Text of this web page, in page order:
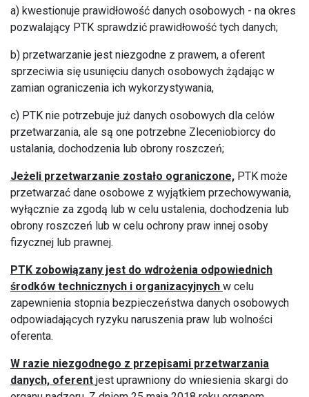
a) kwestionuje prawidłowość danych osobowych - na okres
pozwalający PTK sprawdzić prawidłowość tych danych;
b) przetwarzanie jest niezgodne z prawem, a oferent
sprzeciwia się usunięciu danych osobowych żądając w
zamian ograniczenia ich wykorzystywania,
c) PTK nie potrzebuje już danych osobowych dla celów
przetwarzania, ale są one potrzebne Zleceniobiorcy do
ustalania, dochodzenia lub obrony roszczeń;
Jeżeli przetwarzanie zostało ograniczone, PTK może
przetwarzać dane osobowe z wyjątkiem przechowywania,
wyłącznie za zgodą lub w celu ustalenia, dochodzenia lub
obrony roszczeń lub w celu ochrony praw innej osoby
fizycznej lub prawnej.
PTK zobowiązany jest do wdrożenia odpowiednich
środków technicznych i organizacyjnych w celu
zapewnienia stopnia bezpieczeństwa danych osobowych
odpowiadających ryzyku naruszenia praw lub wolności
oferenta.
W razie niezgodnego z przepisami przetwarzania
danych, oferent jest uprawniony do wniesienia skargi do